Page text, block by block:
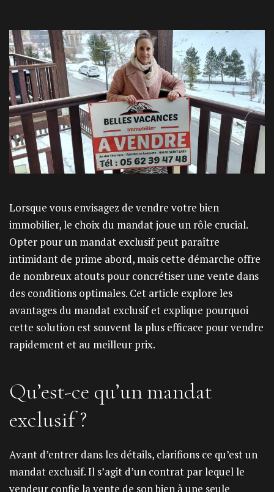
Lorsque vous envisagez de vendre votre bien
immobilier, le choix du mandat joue un rôle crucial.
Opter pour un mandat exclusif peut paraître
intimidant de prime abord, mais cette démarche offre
de nombreux atouts pour concrétiser une vente dans
des conditions optimales. Cet article explore les
avantages du mandat exclusif et explique pourquoi
cette solution est souvent la plus efficace pour vendre
rapidement et au meilleur prix.
Qu’est-ce qu’un mandat
exclusif ?
Avant d’entrer dans les détails, clarifions ce qu’est un
mandat exclusif. Il s’agit d’un contrat par lequel le
vendeur confie la vente de son bien à une seule